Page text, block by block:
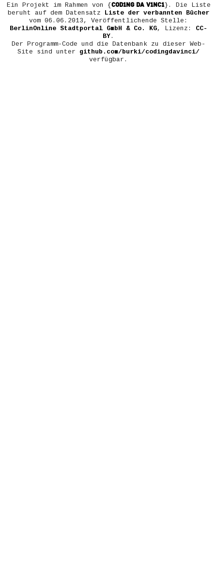
Ein Projekt im Rahmen von {COD1NG DA V1NC1}. Die Liste
beruht auf dem Datensatz Liste der verbannten Bücher
vom 06.06.2013, Veröffentlichende Stelle:
BerlinOnline Stadtportal GmbH & Co. KG, Lizenz: CC-
BY.
Der Programm-Code und die Datenbank zu dieser Web-
Site sind unter github.com/burki/codingdavinci/
verfügbar.